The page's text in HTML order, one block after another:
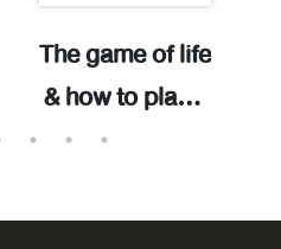
The game of life
& how to play it
/ ซินน์, ฟลอเรนซ์